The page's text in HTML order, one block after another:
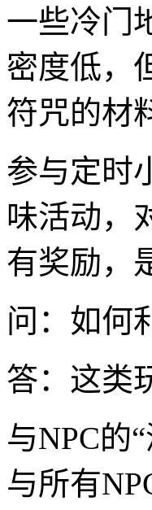
一些冷门
密度低，
符咒的材
参与定时
味活动，
有奖励，
问：如何
答：这类
与NPC的
与所有